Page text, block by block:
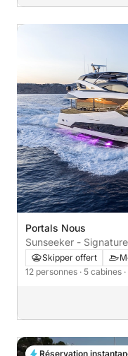
Portals Nous
Sunseeker -
Skipper offert
12 personnes · 5 cabines
Réservation